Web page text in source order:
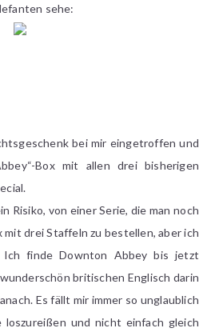
sehe:
bei mir eingetroffen und
Box mit allen drei bisherigen
Risiko, von einer Serie, die man noch
drei Staffeln zu bestellen, aber ich
finde Downton Abbey bis jetzt
britischen Englisch darin
Es fällt mir immer so unglaublich
loszureißen und nicht einfach gleich